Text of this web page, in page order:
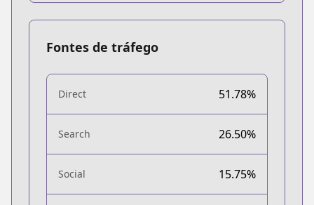
Fontes de tráfego
Direct 51.78%
Search 26.50%
Social 15.75%